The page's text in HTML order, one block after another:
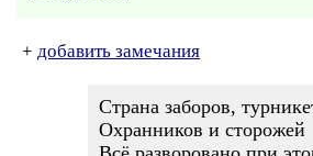
+ добавить замечания
Страна заборов,
Охранников и сторожей